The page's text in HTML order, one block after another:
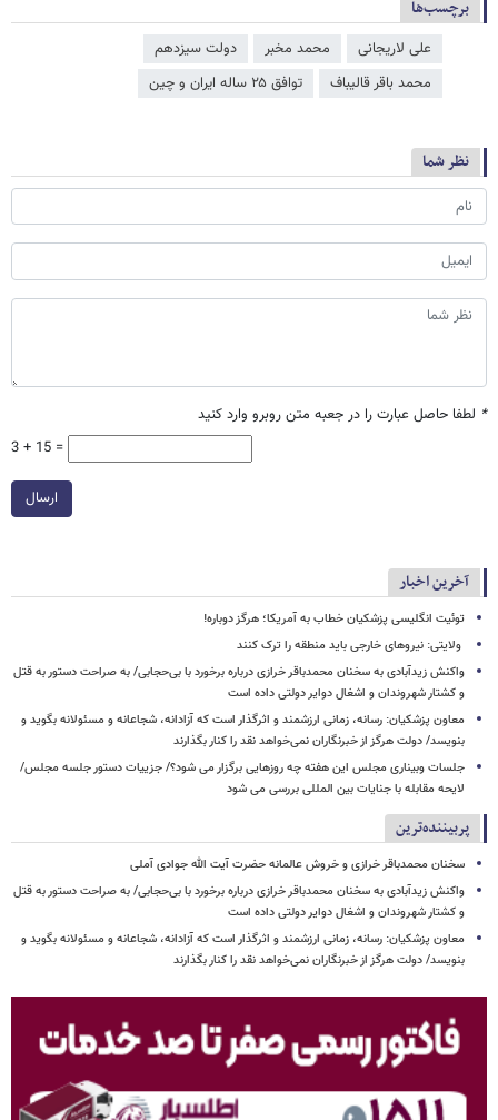
برچسب‌ها
علی لاریجانی محمد مخبر
دولت سیزدهم
محمد باقر قالیباف
توافق ۲۵ ساله ایران و چین
نظر شما
* لطفا حاصل عبارت را در جعبه متن روبرو وارد کنید
3 + 15 =
ارسال
آخرین اخبار
توئیت انگلیسی پزشکیان خطاب به آمریکا؛ هرگز دوباره!
ولایتی: نیروهای خارجی باید منطقه را ترک کنند
واکنش زیدآبادی به سخنان محمدباقر خرازی درباره برخورد با بی‌حجابی/ به صراحت دستور به قتل
و کشتار شهروندان و اشغال دوایر دولتی داده است
معاون پزشکیان: رسانه، زمانی ارزشمند و اثرگذار است که آزادانه، شجاعانه و مسئولانه بگوید و
بنویسد/ دولت هرگز از خبرنگاران نمی‌خواهد نقد را کنار بگذارند
جلسات وبیناری مجلس این هفته چه روزهایی برگزار می شود؟/ جزییات دستور جلسه مجلس/
لایحه مقابله با جنایات بین المللی بررسی می شود
پربیننده‌ترین
سخنان محمدباقر خرازی و خروش عالمانه حضرت آیت الله جوادی آملی
واکنش زیدآبادی به سخنان محمدباقر خرازی درباره برخورد با بی‌حجابی/ به صراحت دستور به قتل
و کشتار شهروندان و اشغال دوایر دولتی داده است
معاون پزشکیان: رسانه، زمانی ارزشمند و اثرگذار است که آزادانه، شجاعانه و مسئولانه بگوید و
بنویسد/ دولت هرگز از خبرنگاران نمی‌خواهد نقد را کنار بگذارند